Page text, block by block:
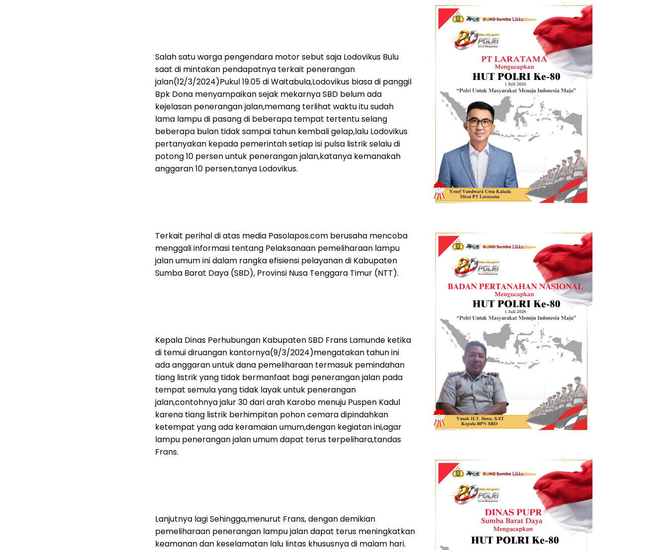
Salah satu warga pengendara motor sebut saja Lodovikus Bulu
saat di mintakan pendapatnya terkait penerangan
jalan(12/3/2024)Pukul 19.05 di Waitabula,Lodovikus biasa di panggil
Bpk Dona menyampaikan sejak mekarnya SBD belum ada
kejelasan penerangan jalan,memang terlihat waktu itu sudah
lama lampu di pasang di beberapa tempat tertentu selang
beberapa bulan tidak sampai tahun kembali gelap,lalu Lodovikus
pertanyakan kepada pemerintah setiap isi pulsa listrik selalu di
potong 10 persen untuk penerangan jalan,katanya kemanakah
anggaran 10 persen,tanya Lodovikus.
Terkait perihal di atas media Pasolapos.com berusaha mencoba
menggali informasi tentang Pelaksanaan pemeliharaan lampu
jalan umum ini dalam rangka efisiensi pelayanan di Kabupaten
Sumba Barat Daya (SBD), Provinsi Nusa Tenggara Timur (NTT).
Kepala Dinas Perhubungan Kabupaten SBD Frans Lamunde ketika
di temui diruangan kantornya(9/3/2024)mengatakan tahun ini
ada anggaran untuk dana pemeliharaan termasuk pemindahan
tiang listrik yang tidak bermanfaat bagi penerangan jalan pada
tempat semula yang tidak layak untuk penerangan
jalan,contohnya jalur 30 dari arah Karobo menuju Puspen Kadul
karena tiang listrik berhimpitan pohon cemara dipindahkan
ketempat yang ada keramaian umum,dengan kegiatan ini,agar
lampu penerangan jalan umum dapat terus terpelihara,tandas
Frans.
Lanjutnya lagi Sehingga,menurut Frans, dengan demikian
pemeliharaan penerangan lampu jalan dapat terus meningkatkan
keamanan dan keselamatan lalu lintas khususnya di malam hari.